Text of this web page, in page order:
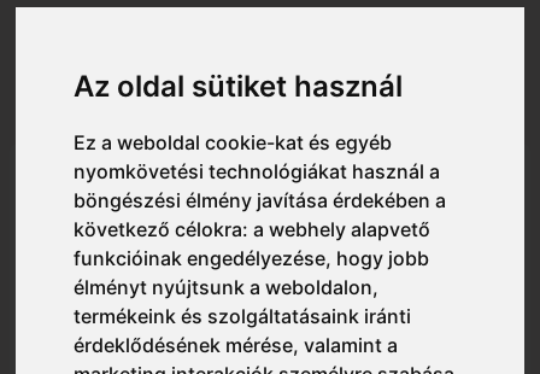
Az oldal sütiket használ
Ez a weboldal cookie-kat és egyéb
nyomkövetési technológiákat használ a
böngészési élmény javítása érdekében a
következő célokra:a webhely alapvető
funkcióinak engedélyezése, hogy jobb
élményt nyújtsunk a weboldalon,
termékeink és szolgáltatásaink iránti
érdeklődésének mérése, valamint a
Részletes nézet Egyszerű nézet
1WILF0 EUROWINTER L200
BÉLELT KESZTYŰ